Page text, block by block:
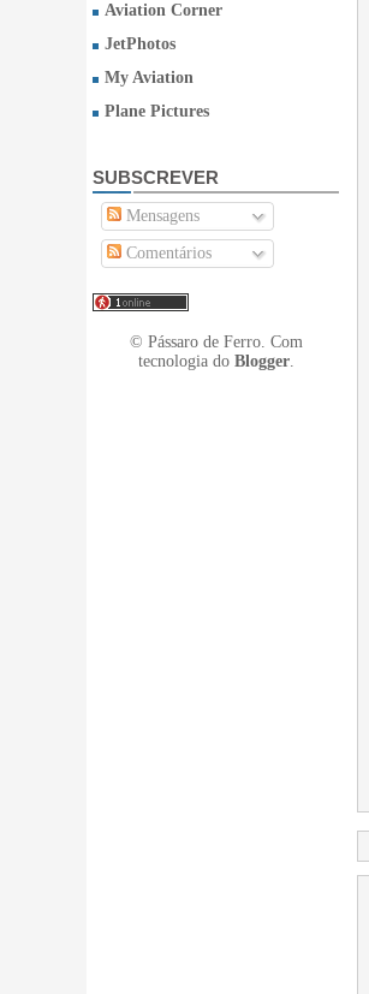
Aviation Corner
JetPhotos
My Aviation
Plane Pictures
SUBSCREVER
Mensagens
Comentários
© Pássaro de Ferro. Com
tecnologia do Blogger.